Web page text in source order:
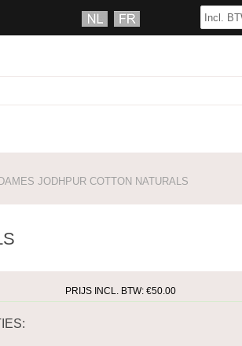
JODHPUR COTTON NATURALS
PRIJS INCL. BTW: €50.00